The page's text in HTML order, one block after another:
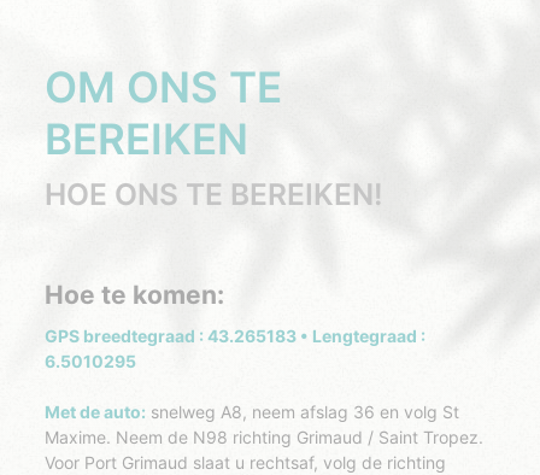
OM ONS TE
BEREIKEN
HOE ONS TE BEREIKEN!
Hoe te komen:
GPS breedtegraad : 43.265183 • Lengtegraad :
6.5010295
Met de auto: snelweg A8, neem afslag 36 en volg St
Maxime. Neem de N98 richting Grimaud / Saint Tropez.
Voor Port Grimaud slaat u rechtsaf, volg de richting